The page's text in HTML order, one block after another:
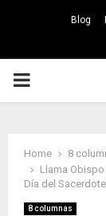
Blog
PRIMARY
Home
8
Llama
Día del Sacerdote
8 columnas